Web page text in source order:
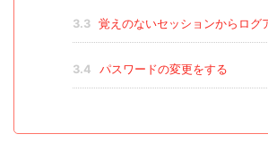
3.3 覚えのないセッションからログ
3.4 パスワードの変更をする